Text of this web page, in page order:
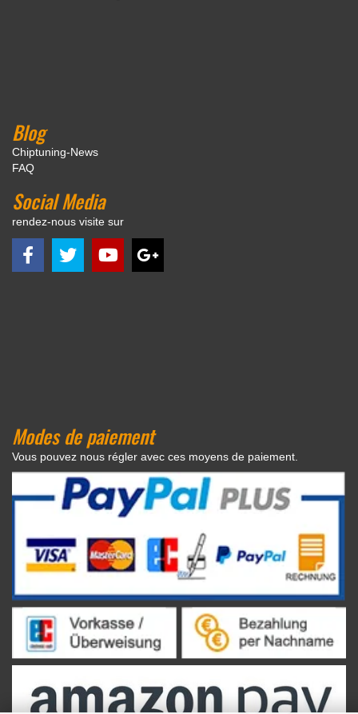
Blog
Chiptuning-News
FAQ
Social Media
rendez-nous visite sur
Modes de paiement
Vous pouvez nous régler avec ces moyens de paiement.